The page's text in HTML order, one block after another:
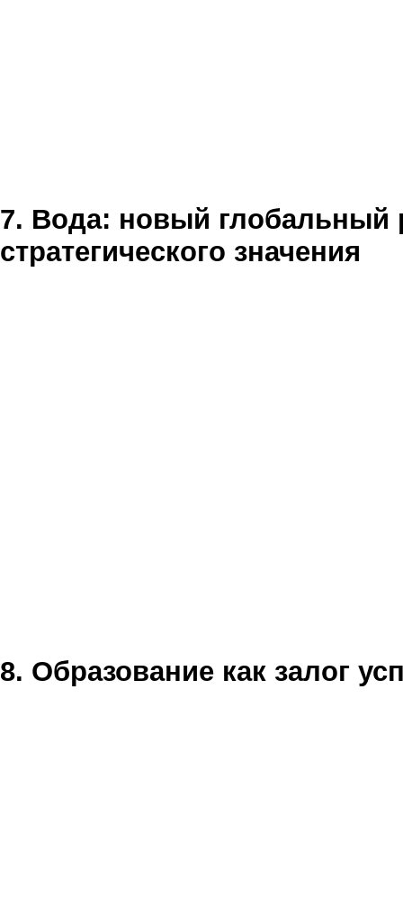
7. Вода: новый глобальный
стратегического значения
8. Образование как залог